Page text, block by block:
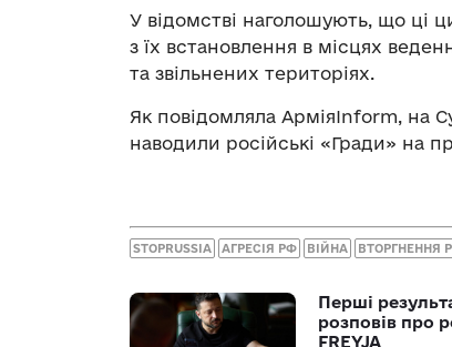
У відомстві наголошують, що ці
з їх встановлення в місцях
та звільнених територіях.
Як повідомляла АрміяInform, на
наводили російські «Гради» на
STOPRUSSIA АГРЕСІЯ РФ ВІЙНА ВТОРГНЕННЯ
Перші
розповів про
FREYJA